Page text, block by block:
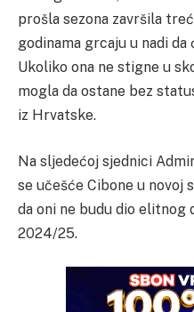
prošla sezona završila
godinama grcaju u nadi
Ukoliko ona ne stigne u
mogla da ostane bez
iz Hrvatske.
Na sljedećoj sjednici
se učešće Cibone u novoj
da oni ne budu dio
2024/25.